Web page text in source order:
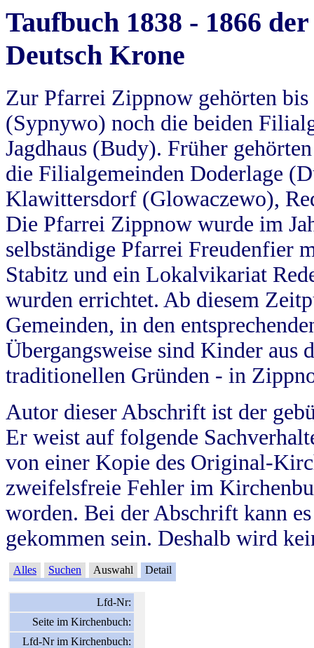
Taufbuch 1838 - 1866
Deutsch Krone
Zur Pfarrei Zippnow gehörten
(Sypnywo) noch die beiden
Jagdhaus (Budy). Früher
die Filialgemeinden Doderlage
Klawittersdorf (Glowaczewo),
Die Pfarrei Zippnow wurde im
selbständige Pfarrei Freudenfier
Stabitz und ein Lokalvikariat
wurden errichtet. Ab diesem
Gemeinden, in den
Übergangsweise sind Kinder aus
traditionellen Gründen - in
Autor dieser Abschrift ist der
Er weist auf folgende
von einer Kopie des Original-
zweifelsfreie Fehler im
worden. Bei der Abschrift kann
gekommen sein. Deshalb wird
Alles Suchen Auswahl Detail
Lfd-Nr:
Seite im Kirchenbuch:
Lfd-Nr im Kirchenbuch: